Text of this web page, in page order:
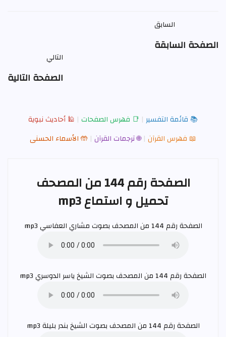
السابق
الصفحة السابقة
التالي
الصفحة التالية
📚 قائمة التفسير | 📑 فهرس الصفحات | 🕌 أحاديث نبوية
📖 فهرس القرآن |🌐 ترجمات القرآن | 🤲 الأسماء الحسنى
الصفحة رقم 144 من المصحف
تحميل و استماع mp3
الصفحة رقم 144 من المصحف بصوت مشاري العفاسيmp3
الصفحة رقم 144 من المصحف بصوت الشيخ ياسر الدوسري
الصفحة رقم 144 من المصحف بصوت الشيخ بندر بليلةmp3